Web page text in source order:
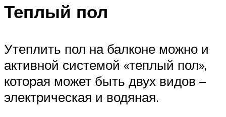
Теплый пол
Утеплить пол на балконе можно и
активной системой «теплый пол»,
которая может быть двух видов –
электрическая и водяная.